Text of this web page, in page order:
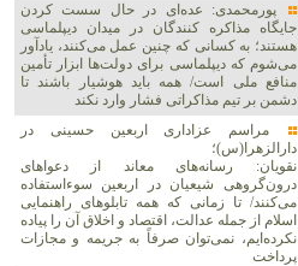
پورمحمدی: عده‌ای در حال سست کردن
جایگاه مذاکره کنندگان در میدان دیپلماسی
هستند؛ به کسانی که چنین عمل می‌کنند، یادآور
می‌شوم که دیپلماسی برای دولت‌ها ابزار تأمین
منافع ملی است/ همه باید هوشیار باشند تا
دشمن بر تیم مذاکراتی فشار وارد نکند
مراسم عزاداری اربعین حسینی در
دارالزهرا(س)؛
نقویان: رسانه‌های معاند از دعواهای
درون‌گروهی شیعیان در اربعین سوءاستفاده
می‌کنند/ تا زمانی که همه تابلوهای راهنمایی
اسلام از جمله عدالت، اقتصاد و اخلاق آن را پیاده
نکرده‌ایم، نمی‌توان صرفاً به جریمه و مجازات
پرداخت